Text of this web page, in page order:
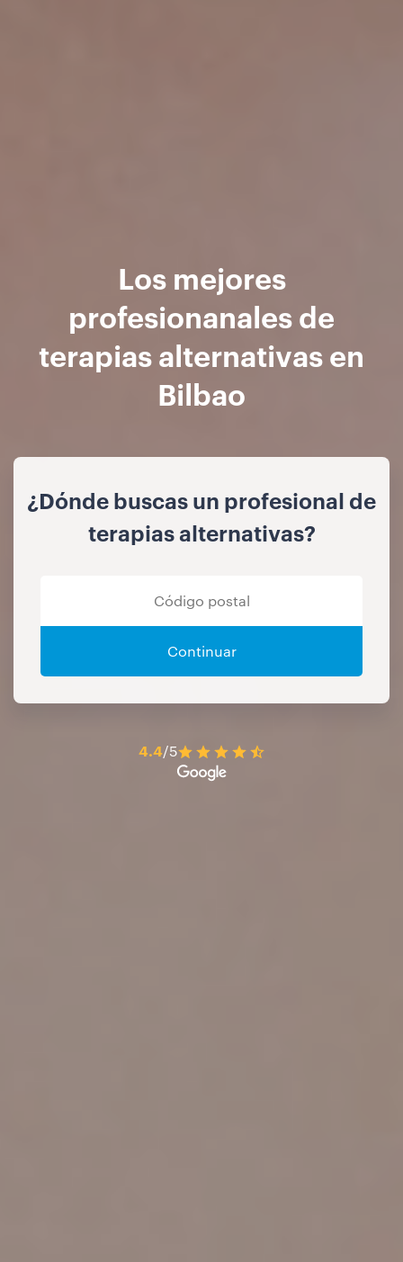
Los mejores
profesionanales de
terapias alternativas en
Bilbao
¿Dónde buscas un profesional de
terapias alternativas?
Continuar
4.4/5